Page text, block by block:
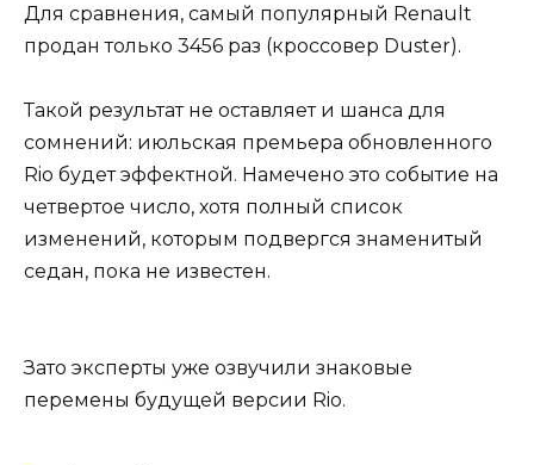
Для сравнения, самый популярный Renault
продан только 3456 раз (кроссовер Duster).
Такой результат не оставляет и шанса для
сомнений: июльская премьера обновленного
Rio будет эффектной. Намечено это событие на
четвертое число, хотя полный список
изменений, которым подвергся знаменитый
седан, пока не известен.
Зато эксперты уже озвучили знаковые
перемены будущей версии Rio.